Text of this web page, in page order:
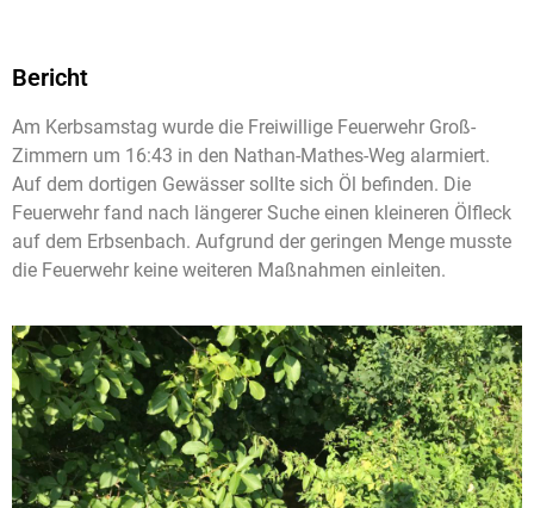
Bericht
Am Kerbsamstag wurde die Freiwillige Feuerwehr Groß-
Zimmern um 16:43 in den Nathan-Mathes-Weg alarmiert.
Auf dem dortigen Gewässer sollte sich Öl befinden. Die
Feuerwehr fand nach längerer Suche einen kleineren Ölfleck
auf dem Erbsenbach. Aufgrund der geringen Menge musste
die Feuerwehr keine weiteren Maßnahmen einleiten.